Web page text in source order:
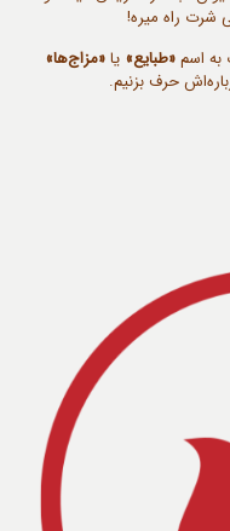
شرت راه میره!
به اسم«طبایع» یا«مزاج‌ها»
حرف بزنیم.